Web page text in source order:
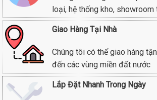
loại, hệ thống kho, showroom
Giao Hàng Tại Nhà
Chúng tôi có thể giao hàng
đến các vùng miền đất nước
Lắp Đặt Nhanh Trong Ngày